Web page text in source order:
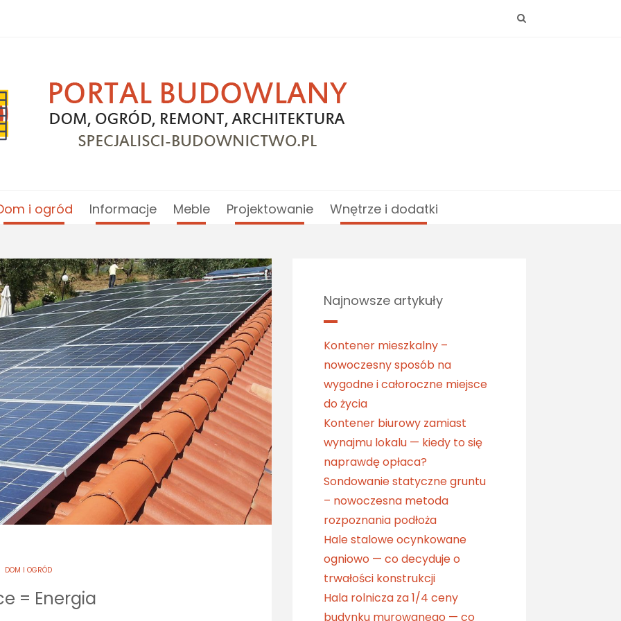
i ogród Informacje Meble Projektowanie Wnętrze i dodatki
DOM I OGRÓD
= Energia
Najnowsze artykuły
Kontener mieszkalny –
nowoczesny sposób na
wygodne i całoroczne miejsce
do życia
Kontener biurowy zamiast
wynajmu lokalu — kiedy to się
naprawdę opłaca?
Sondowanie statyczne gruntu
– nowoczesna metoda
rozpoznania podłoża
Hale stalowe ocynkowane
ogniowo — co decyduje o
trwałości konstrukcji
Hala rolnicza za 1/4 ceny
budynku murowanego — co